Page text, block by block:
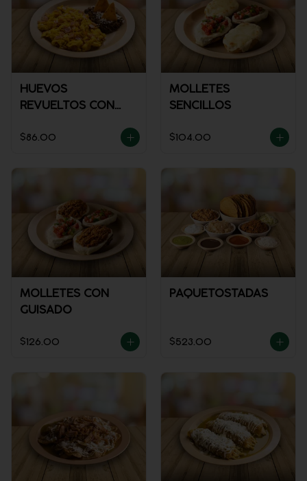
HUEVOS
REVUELTOS CON
$86.00
MOLLETES
SENCILLOS
$104.00
MOLLETES CON
GUISADO
$126.00
PAQUETOSTADAS
$523.00